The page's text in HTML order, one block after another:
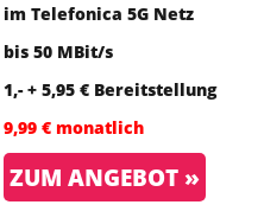
im Telefonica 5G Netz
bis 50 MBit/s
1,- + 5,95 € Bereitstellung
9,99 € monatlich
ZUM ANGEBOT »